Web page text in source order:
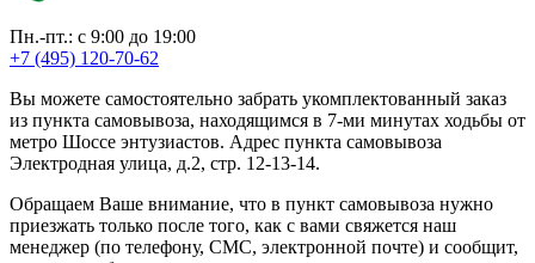
Пн.-пт.: с 9:00 до 19:00
+7 (495) 120-70-62
Вы можете самостоятельно забрать укомплектованный заказ
из пункта самовывоза, находящимся в 7-ми минутах ходьбы от
метро Шоссе энтузиастов. Адрес пункта самовывоза
Электродная улица, д.2, стр. 12-13-14.
Обращаем Ваше внимание, что в пункт самовывоза нужно
приезжать только после того, как с вами свяжется наш
менеджер (по телефону, СМС, электронной почте) и сообщит,